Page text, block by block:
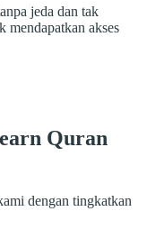
jeda dan tak
mendapatkan akses
Quran
dengan tingkatkan